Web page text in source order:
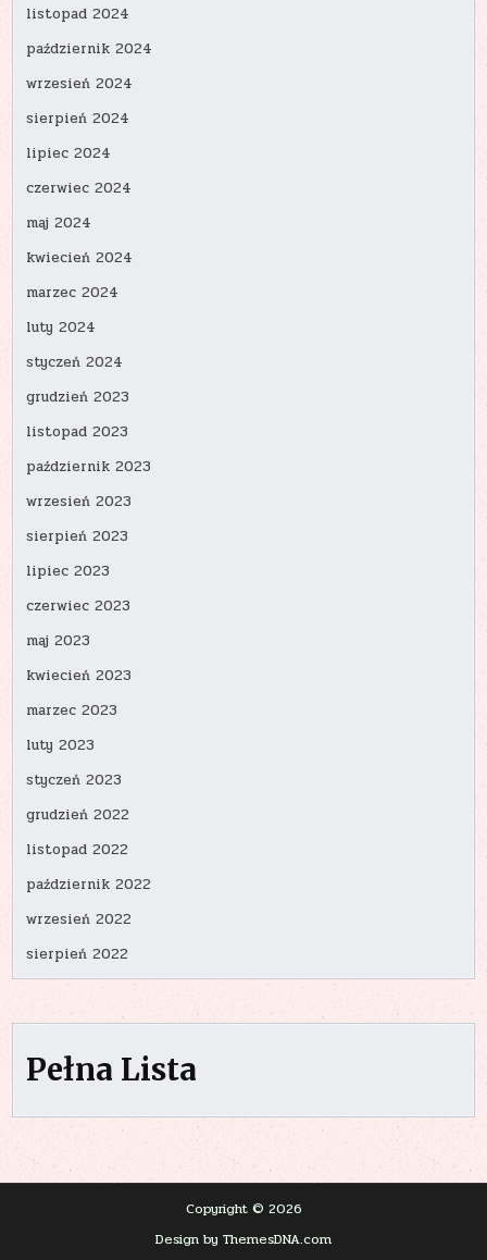
listopad 2024
październik 2024
wrzesień 2024
sierpień 2024
lipiec 2024
czerwiec 2024
maj 2024
kwiecień 2024
marzec 2024
luty 2024
styczeń 2024
grudzień 2023
listopad 2023
październik 2023
wrzesień 2023
sierpień 2023
lipiec 2023
czerwiec 2023
maj 2023
kwiecień 2023
marzec 2023
luty 2023
styczeń 2023
grudzień 2022
listopad 2022
październik 2022
wrzesień 2022
sierpień 2022
Pełna Lista
Copyright © 2026
Design by ThemesDNA.com